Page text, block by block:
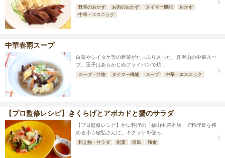
野菜のおかず お肉のおかず タイマー機能
おかず
中華・エスニック
中華春雨スープ
白菜やシイタケ等の野菜がたっぷり入った、具沢山の中華スー
プ。玉子はあらかじめフライパンで焼...
スープ・汁物 タイマー機能 スープ 中華・エスニック
【プロ監修レシピ】きくらげとアボカドと蟹のサラダ
【プロ監修レシピ】かに料理の「福山甲羅本店」で料理長を務
める小寺敏弘さんに、キクラゲを使っ...
和え物・サラダ 副菜 簡単 和食